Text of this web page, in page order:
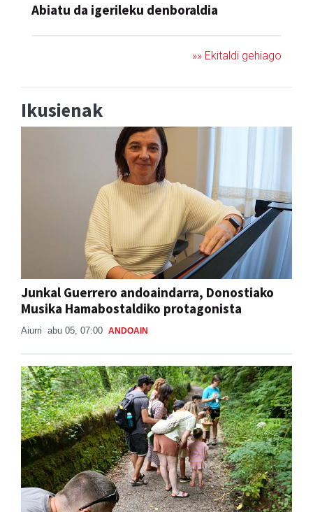
Abiatu da igerileku denboraldia
»» Ekitaldi gehiago
Ikusienak
Junkal Guerrero andoaindarra, Donostiako
Musika Hamabostaldiko protagonista
Aiurri abu 05, 07:00 ANDOAIN